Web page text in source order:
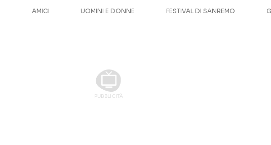
CANALI TV
SERIE TV
AMICI UOMINI E DONNE FESTIVAL DI SANREMO